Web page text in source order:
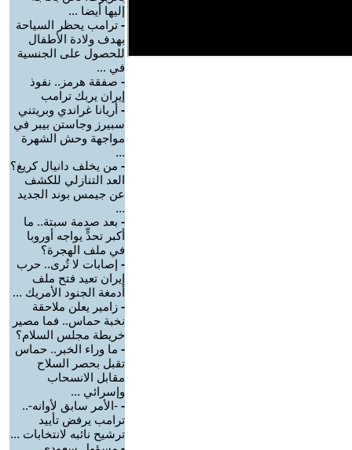
إليها أيضا ...
- ترامب يحظر السياحة
بهدف ولادة الأطفال
للحصول على الجنسية
في ...
- صفقة هرمز.. نفوذ
إيران يربك ترامب
- أريانا غراندي وبريتني
سبيرز وجاستن بيبر في
مواجهة وحش الشهرة
...
- من يخلف دانيال كريغ؟
العد التنازلي للكشف
عن جيمس بوند الجديد
...
- بعد صدمة سبتة.. ما
أكبر تحدٍّ يواجه أوروبا
في ملف الهجرة؟
- إصابات لا تُرى.. حرب
إيران تعيد فتح ملف
أدمغة الجنود الأمريك ...
- زامير يعلن ملاحقة
نخبة حماس.. فما مصير
خريطة مجلس السلام؟
- ما وراء الخبر.. حماس
تقبل بحصر السلاح
مقابل الانسحاب
وإسرائي ...
- -الأمر سابق لأوانه-..
ترامب يرفض تأييد
ترشيح نائبه لانتخابات ...